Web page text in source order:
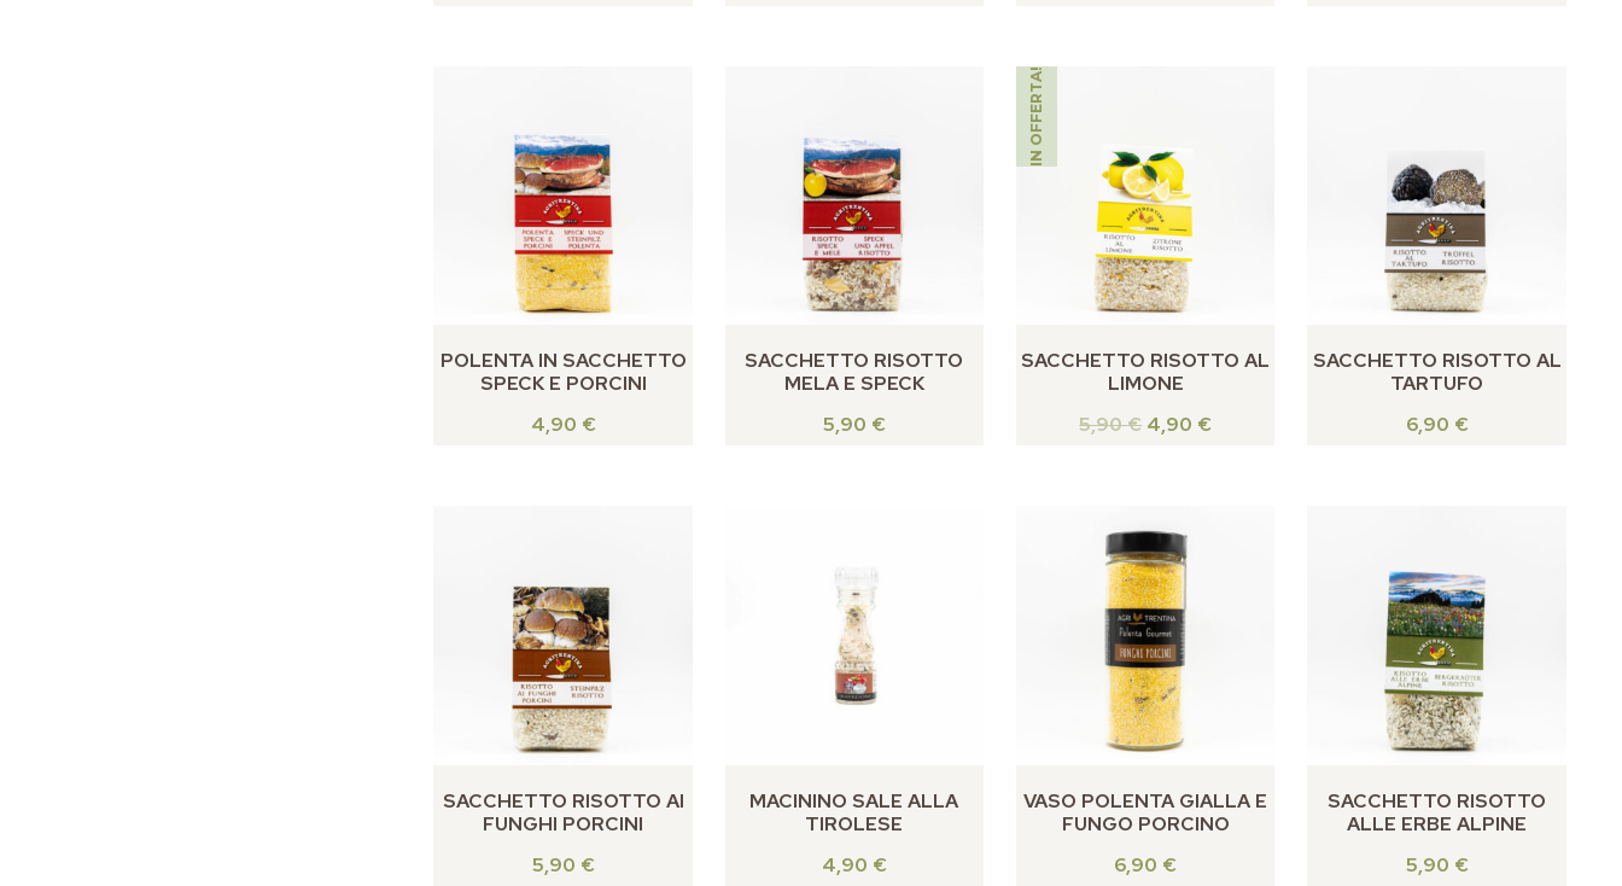
POLENTA IN SACCHETTO
SPECK E PORCINI
4,90 €
SACCHETTO RISOTTO
MELA E SPECK
5,90 €
IN OFFERTA!
SACCHETTO RISOTTO AL
LIMONE
5,90€ 4,90 €
SACCHETTO RISOTTO AL
TARTUFO
6,90 €
SACCHETTO RISOTTO AI
FUNGHI PORCINI
5,90 €
MACININO SALE ALLA
TIROLESE
4,90 €
VASO POLENTA GIALLA E
FUNGO PORCINO
6,90 €
SACCHETTO RISOTTO
ALLE ERBE ALPINE
5,90 €